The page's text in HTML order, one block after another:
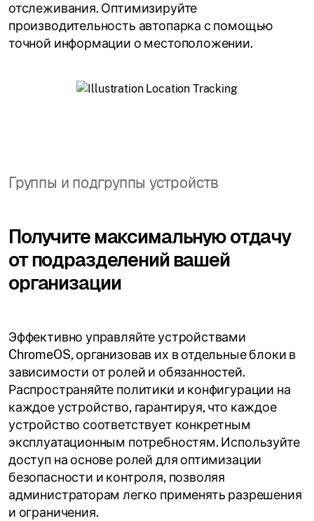
отслеживания. Оптимизируйте
производительность автопарка с помощью
точной информации о местоположении.
Группы и подгруппы устройств
Получите максимальную отдачу
от подразделений вашей
организации
Эффективно управляйте устройствами
ChromeOS, организовав их в отдельные блоки в
зависимости от ролей и обязанностей.
Распространяйте политики и конфигурации на
каждое устройство, гарантируя, что каждое
устройство соответствует конкретным
эксплуатационным потребностям. Используйте
доступ на основе ролей для оптимизации
безопасности и контроля, позволяя
администраторам легко применять разрешения
и ограничения.